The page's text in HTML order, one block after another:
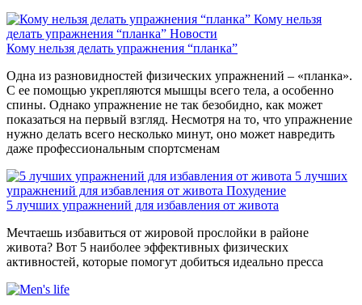
Кому нельзя
делать упражнения “планка” Новости
Кому нельзя делать упражнения “планка”
Одна из разновидностей физических упражнений – «планка».
С ее помощью укрепляются мышцы всего тела, а особенно
спины. Однако упражнение не так безобидно, как может
показаться на первый взгляд. Несмотря на то, что упражнение
нужно делать всего несколько минут, оно может навредить
даже профессиональным спортсменам
5 лучших
упражнений для избавления от живота Похудение
5 лучших упражнений для избавления от живота
Мечтаешь избавиться от жировой прослойки в районе
живота? Вот 5 наиболее эффективных физических
активностей, которые помогут добиться идеально пресса